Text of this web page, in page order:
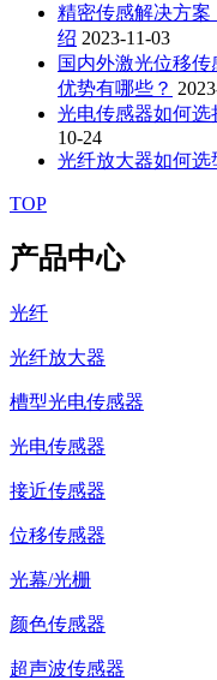
精密传感解决方
绍 2023-11-03
国内外激光位移
优势有哪些？
光电传感器如何
10-24
光纤放大器如何选
TOP
产品中心
光纤
光纤放大器
槽型光电传感器
光电传感器
接近传感器
位移传感器
光幕/光栅
颜色传感器
超声波传感器